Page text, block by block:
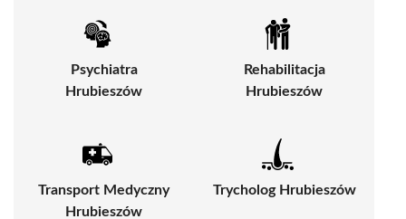
Psychiatra
Hrubieszów
Rehabilitacja
Hrubieszów
Transport Medyczny
Hrubieszów
Trycholog Hrubieszów